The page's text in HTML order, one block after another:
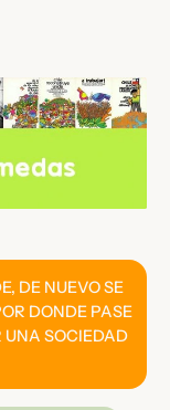
DE NUEVO SE
DONDE PASE
UNA SOCIEDAD